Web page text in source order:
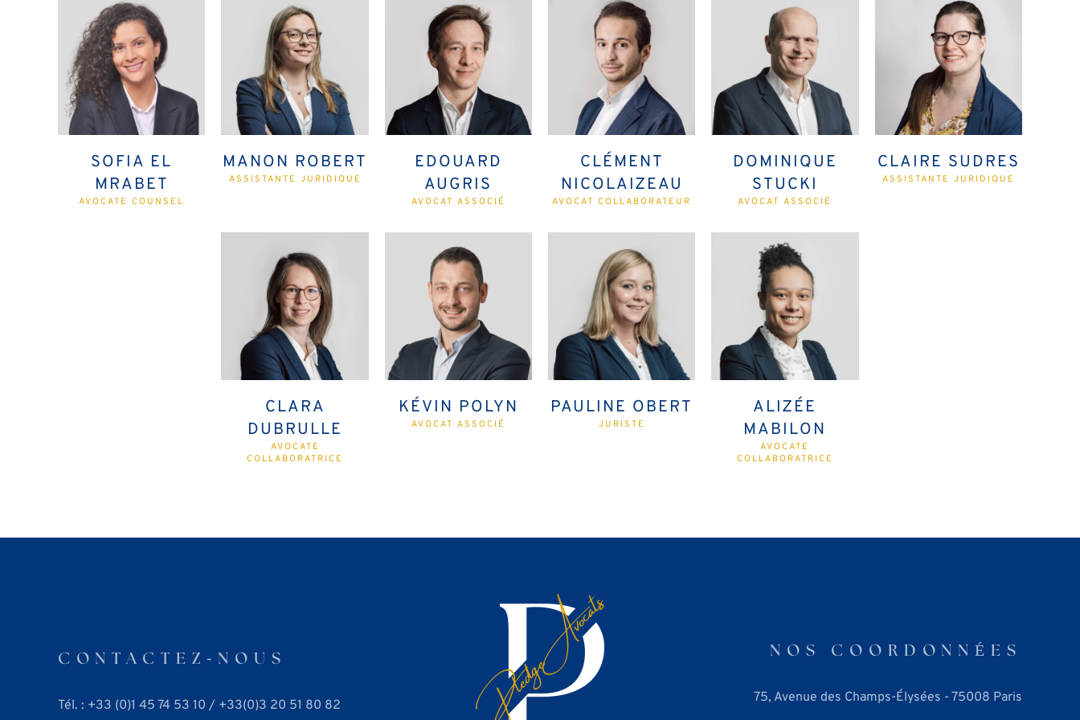
SOFIA EL
MRABET
AVOCATE COUNSEL
MANON ROBERT
ASSISTANTE JURIDIQUE
EDOUARD
AUGRIS
AVOCAT ASSOCIÉ
CLÉMENT
NICOLAIZEAU
AVOCAT COLLABORATEUR
DOMINIQUE
STUCKI
AVOCAT ASSOCIÉ
CLAIRE SUDRES
ASSISTANTE JURIDIQUE
CLARA
DUBRULLE
AVOCATE
COLLABORATRICE
KÉVIN POLYN
AVOCAT ASSOCIÉ
PAULINE OBERT
JURISTE
ALIZÉE
MABILON
AVOCATE
COLLABORATRICE
CONTACTEZ⁃NOUS
Tél. : +33 (0)1 45 74 53 10 / +33(0)3 20 51 80 82
NOS COORDONNÉES
75, Avenue des Champs-Élysées - 75008 Paris